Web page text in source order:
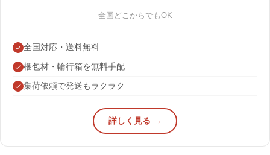
全国どこからでもOK
全国対応・送料無料
梱包材・輪行箱を無料手配
集荷依頼で発送もラクラク
詳しく見る →